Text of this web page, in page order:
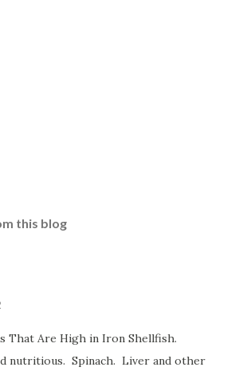
this blog
nutritious. Spinach. Liver and other